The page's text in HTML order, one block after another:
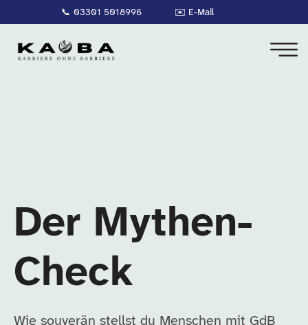
📞 03301 5018996 ✉️ E-Mail
Der Mythen-
Check
Wie souverän stellst du Menschen mit GdB